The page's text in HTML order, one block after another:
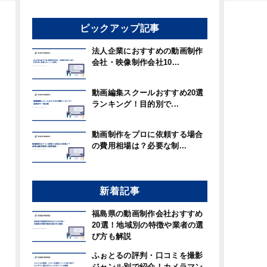
ピックアップ記事
法人企業におすすめの動画制作
会社・映像制作会社10...
動画編集スクールおすすめ20選
ランキング！目的別で...
動画制作をプロに依頼する場合
の費用相場は？必要な制...
新着記事
福島県の動画制作会社おすすめ
20選！地域別の特徴や業者の選
び方も解説
ふぉとるの評判・口コミを撮影